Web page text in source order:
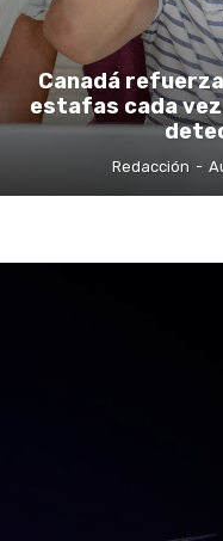
Canadá
estafas cada
Redacción -